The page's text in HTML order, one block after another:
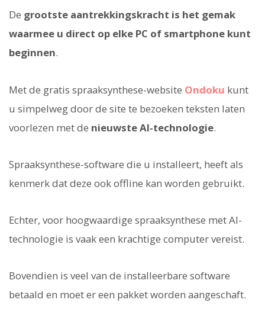
De grootste aantrekkingskracht is het gemak
waarmee u direct op elke PC of smartphone kunt
beginnen.
Met de gratis spraaksynthese-website Ondoku kunt
u simpelweg door de site te bezoeken teksten laten
voorlezen met de nieuwste AI-technologie.
Spraaksynthese-software die u installeert, heeft als
kenmerk dat deze ook offline kan worden gebruikt.
Echter, voor hoogwaardige spraaksynthese met AI-
technologie is vaak een krachtige computer vereist.
Bovendien is veel van de installeerbare software
betaald en moet er een pakket worden aangeschaft.